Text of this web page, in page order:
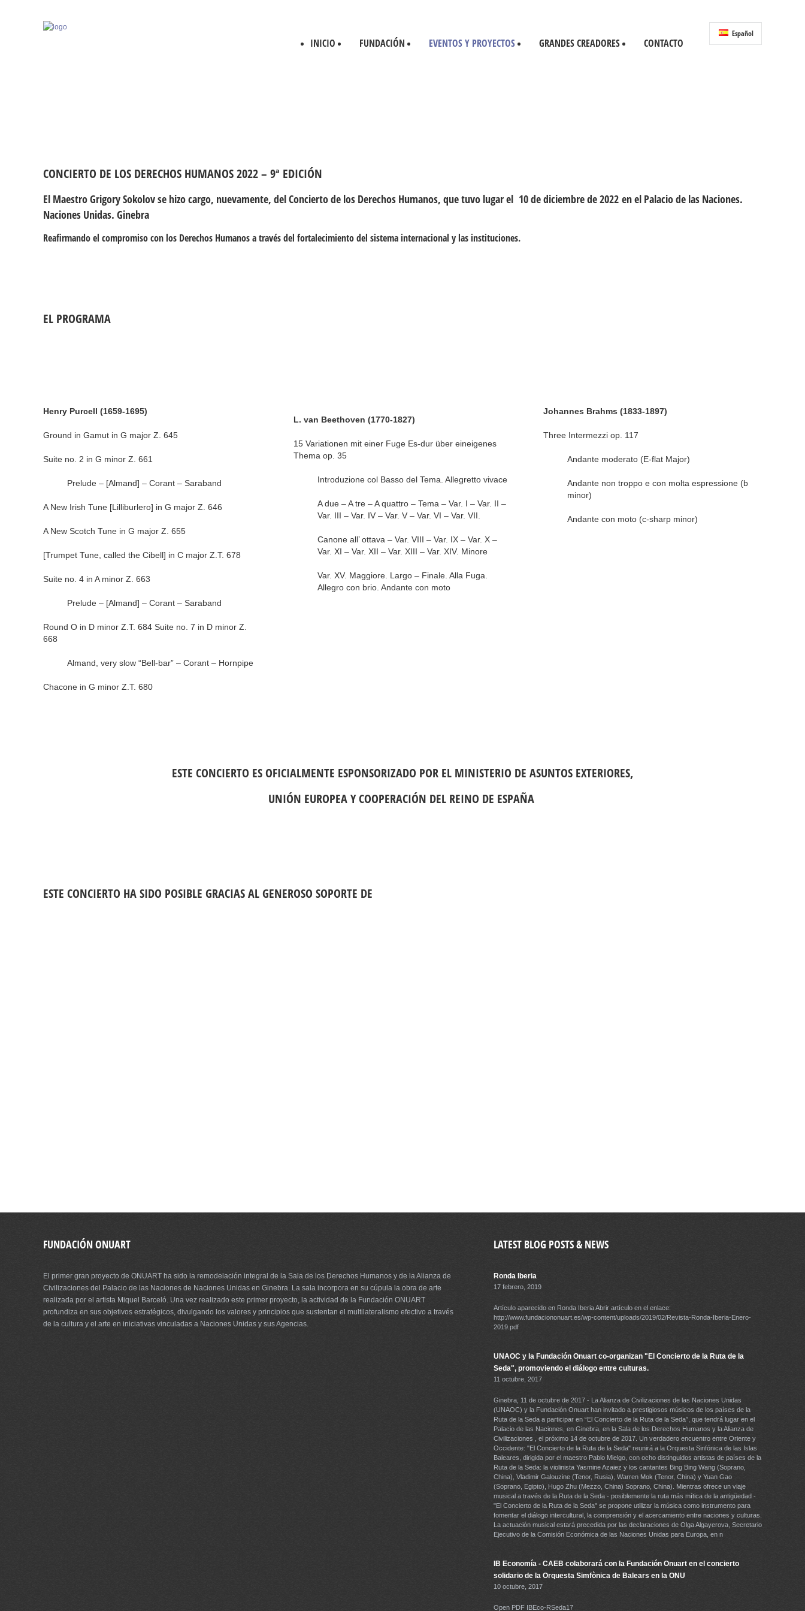
INICIO FUNDACIÓN EVENTOS Y PROYECTOS GRANDES CREADORES CONTACTO
Español
CONCIERTO DE LOS DERECHOS HUMANOS 2022 – 9ª EDICIÓN
El Maestro Grigory Sokolov se hizo cargo, nuevamente, del Concierto de los Derechos Humanos, que tuvo lugar el 10 de diciembre de 2022 en el Palacio de las Naciones.
Naciones Unidas. Ginebra
Reafirmando el compromiso con los Derechos Humanos a través del fortalecimiento del sistema internacional y las instituciones.
EL PROGRAMA
Henry Purcell (1659-1695)
Ground in Gamut in G major Z. 645
Suite no. 2 in G minor Z. 661
Prelude – [Almand] – Corant – Saraband
A New Irish Tune [Lilliburlero] in G major Z. 646
A New Scotch Tune in G major Z. 655
[Trumpet Tune, called the Cibell] in C major Z.T. 678
Suite no. 4 in A minor Z. 663
Prelude – [Almand] – Corant – Saraband
Round O in D minor Z.T. 684 Suite no. 7 in D minor Z.
668
Almand, very slow “Bell-bar” – Corant – Hornpipe
Chacone in G minor Z.T. 680
L. van Beethoven (1770-1827)
15 Variationen mit einer Fuge Es-dur über eineigenes
Thema op. 35
Introduzione col Basso del Tema. Allegretto vivace
A due – A tre – A quattro – Tema – Var. I – Var. II –
Var. III – Var. IV – Var. V – Var. VI – Var. VII.
Canone all’ ottava – Var. VIII – Var. IX – Var. X –
Var. XI – Var. XII – Var. XIII – Var. XIV. Minore
Var. XV. Maggiore. Largo – Finale. Alla Fuga.
Allegro con brio. Andante con moto
Johannes Brahms (1833-1897)
Three Intermezzi op. 117
Andante moderato (E-flat Major)
Andante non troppo e con molta espressione (b
minor)
Andante con moto (c-sharp minor)
ESTE CONCIERTO ES OFICIALMENTE ESPONSORIZADO POR EL MINISTERIO DE ASUNTOS EXTERIORES,
UNIÓN EUROPEA Y COOPERACIÓN DEL REINO DE ESPAÑA
ESTE CONCIERTO HA SIDO POSIBLE GRACIAS AL GENEROSO SOPORTE DE
FUNDACIÓN ONUART
El primer gran proyecto de ONUART ha sido la remodelación integral de la Sala de los Derechos Humanos y de la Alianza de
Civilizaciones del Palacio de las Naciones de Naciones Unidas en Ginebra. La sala incorpora en su cúpula la obra de arte
realizada por el artista Miquel Barceló. Una vez realizado este primer proyecto, la actividad de la Fundación ONUART
profundiza en sus objetivos estratégicos, divulgando los valores y principios que sustentan el multilateralismo efectivo a través
de la cultura y el arte en iniciativas vinculadas a Naciones Unidas y sus Agencias.
LATEST BLOG POSTS & NEWS
Ronda Iberia
17 febrero, 2019
Artículo aparecido en Ronda Iberia Abrir artículo en el enlace:
http://www.fundaciononuart.es/wp-content/uploads/2019/02/Revista-Ronda-Iberia-Enero-
2019.pdf
UNAOC y la Fundación Onuart co-organizan "El Concierto de la Ruta de la
Seda", promoviendo el diálogo entre culturas.
11 octubre, 2017
Ginebra, 11 de octubre de 2017 - La Alianza de Civilizaciones de las Naciones Unidas
(UNAOC) y la Fundación Onuart han invitado a prestigiosos músicos de los países de la
Ruta de la Seda a participar en “El Concierto de la Ruta de la Seda”, que tendrá lugar en el
Palacio de las Naciones, en Ginebra, en la Sala de los Derechos Humanos y la Alianza de
Civilizaciones , el próximo 14 de octubre de 2017. Un verdadero encuentro entre Oriente y
Occidente: "El Concierto de la Ruta de la Seda" reunirá a la Orquesta Sinfónica de las Islas
Baleares, dirigida por el maestro Pablo Mielgo, con ocho distinguidos artistas de países de la
Ruta de la Seda: la violinista Yasmine Azaiez y los cantantes Bing Bing Wang (Soprano,
China), Vladimir Galouzine (Tenor, Rusia), Warren Mok (Tenor, China) y Yuan Gao
(Soprano, Egipto), Hugo Zhu (Mezzo, China) Soprano, China). Mientras ofrece un viaje
musical a través de la Ruta de la Seda - posiblemente la ruta más mítica de la antigüedad -
"El Concierto de la Ruta de la Seda" se propone utilizar la música como instrumento para
fomentar el diálogo intercultural, la comprensión y el acercamiento entre naciones y culturas.
La actuación musical estará precedida por las declaraciones de Olga Algayerova, Secretario
Ejecutivo de la Comisión Económica de las Naciones Unidas para Europa, en n
IB Economía - CAEB colaborará con la Fundación Onuart en el concierto
solidario de la Orquesta Simfònica de Balears en la ONU
10 octubre, 2017
Open PDF IBEco-RSeda17